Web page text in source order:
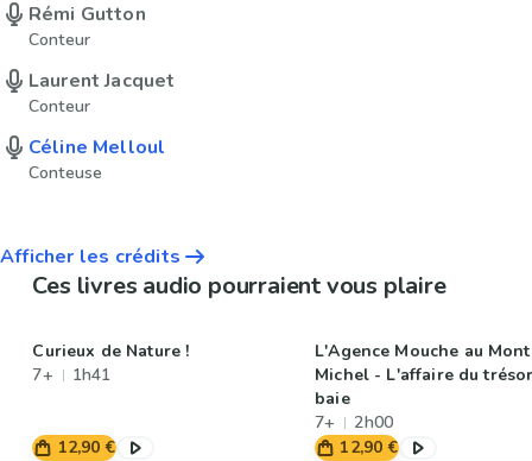
Rémi Gutton
Conteur
Laurent Jacquet
Conteur
Céline Melloul
Conteuse
Afficher les crédits
Ces livres audio pourraient vous plaire
Curieux de Nature !
7+
1h41
12,90 €
L'Agence Mouche au
Michel - L'affaire du
baie
7+
2h00
12,90 €